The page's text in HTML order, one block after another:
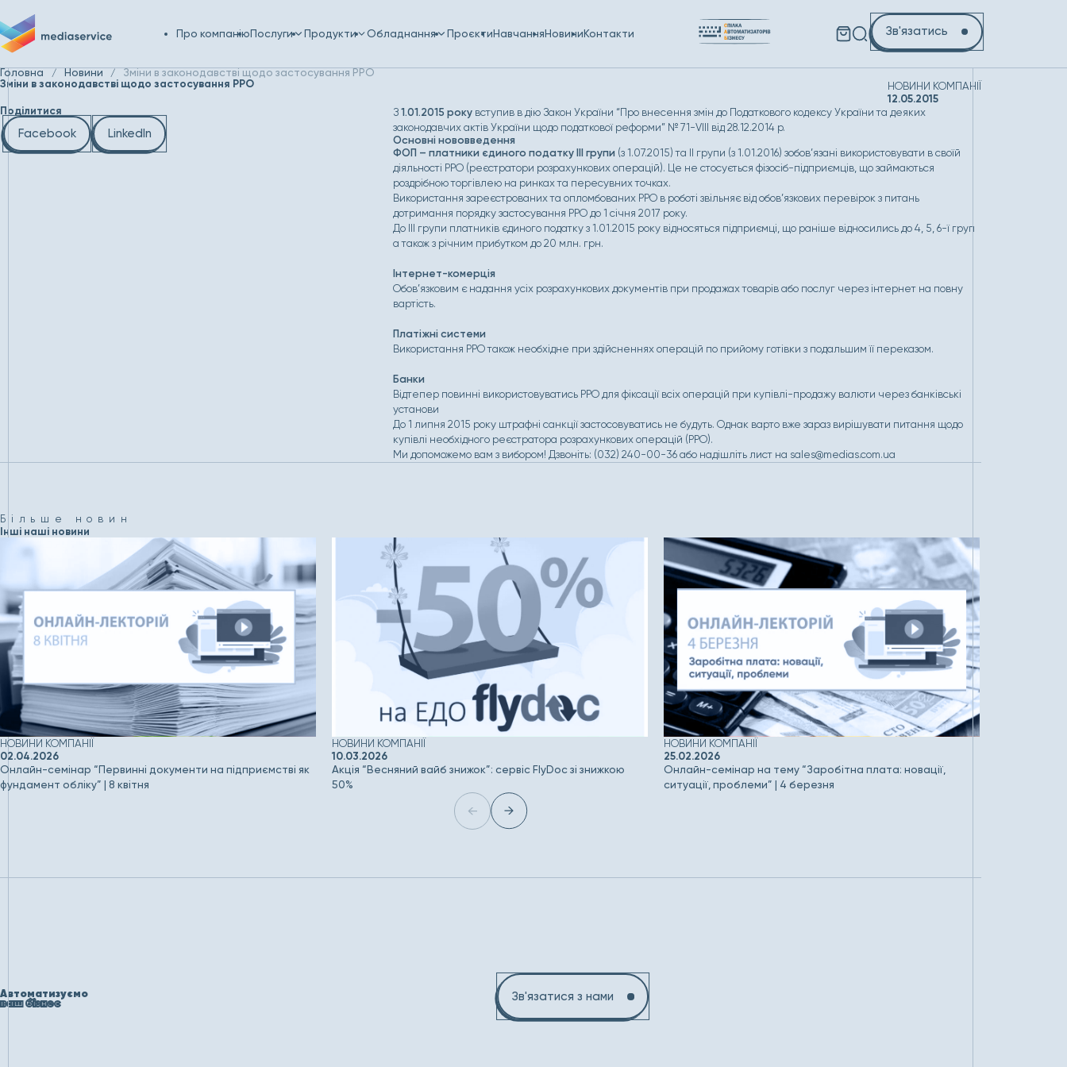
Про компаніюПослуги Продукти Обладнання ПроєктиНавчанняНовиниКонтакти Зв'язатись
Головна Новини Зміни в законодавстві щодо застосування РРО
Зміни в законодавстві щодо застосування РРО НОВИНИ КОМПАНІЇ
12.05.2015
Поділитися
Facebook LinkedIn
З1.01.2015 рокувступив в дію Закон України “Про внесення змін до Податкового кодексу України та деяких
законодавчих актів України щодо податкової реформи” № 71-VIII від 28.12.2014 р.
Основні нововведення
ФОП – платники єдиного податку ІІІ групи(з 1.07.2015) та ІІ групи (з 1.01.2016) зобов’язані використовувати в своїй
діяльності РРО (реєстратори розрахункових операцій). Це не стосується фізосіб-підприємців, що займаються
роздрібною торгівлею на ринках та пересувних точках.
Використання зареєстрованих та опломбованих РРО в роботі звільняє від обов’язкових перевірок з питань
дотримання порядку застосування РРО до 1 січня 2017 року.
До ІІІ групи платників єдиного податку з 1.01.2015 року відносяться підприємці, що раніше відносились до 4, 5, 6-ї груп
а також з річним прибутком до 20 млн. грн.
Інтернет-комерція
Обов’язковим є надання усіх розрахункових документів при продажах товарів або послуг через інтернет на повну
вартість.
Платіжні системи
Використання РРО також необхідне при здійсненнях операцій по прийому готівки з подальшим її переказом.
Банки
Відтепер повинні використовуватись РРО для фіксації всіх операцій при купівлі-продажу валюти через банківські
установи
До 1 липня 2015 року штрафні санкції застосовуватись не будуть. Однак варто вже зараз вирішувати питання щодо
купівлі необхідного реєстратора розрахункових операцій (РРО).
Ми допоможемо вам з вибором! Дзвоніть: (032) 240-00-36 або надішліть лист на sales@medias.com.ua
Більше новин
Інші наші новини
НОВИНИ КОМПАНІЇ
02.04.2026
Онлайн-семінар “Первинні документи на підприємстві як
фундамент обліку” | 8 квітня
НОВИНИ КОМПАНІЇ
10.03.2026
Акція “Весняний вайб знижок”: сервіс FlyDoc зі знижкою
50%
НОВИНИ КОМПАНІЇ
25.02.2026
Онлайн-семінар на тему “Заробітна плата: новації,
ситуації, проблеми” | 4 березня
Автоматизуємо
ваш бізнес Зв'язатися з нами